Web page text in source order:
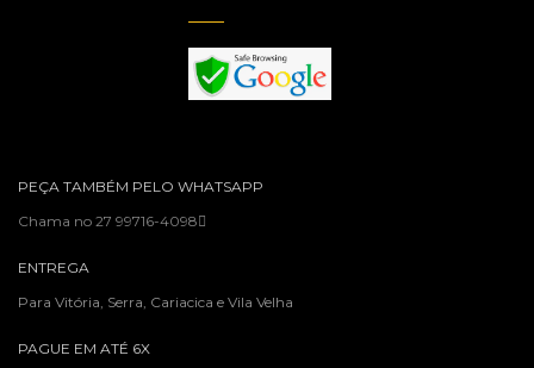
PEÇA TAMBÉM PELO WHATSAPP
Chama no 27 99716-4098
ENTREGA
Para Vitória, Serra, Cariacica e Vila Velha
PAGUE EM ATÉ 6X